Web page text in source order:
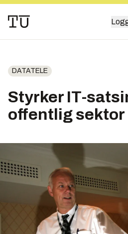
DATATELE
Styrker IT-
offentlig sektor